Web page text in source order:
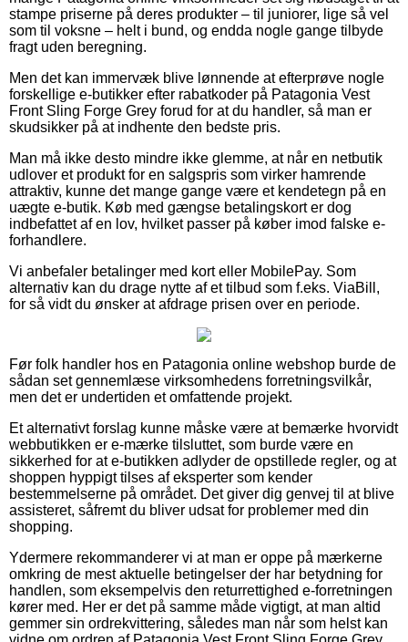
stampe priserne på deres produkter – til juniorer, lige så vel
som til voksne – helt i bund, og endda nogle gange tilbyde
fragt uden beregning.
Men det kan immervæk blive lønnende at efterprøve nogle
forskellige e-butikker efter rabatkoder på Patagonia Vest
Front Sling Forge Grey forud for at du handler, så man er
skudsikker på at indhente den bedste pris.
Man må ikke desto mindre ikke glemme, at når en netbutik
udlover et produkt for en salgspris som virker hamrende
attraktiv, kunne det mange gange være et kendetegn på en
uægte e-butik. Køb med gængse betalingskort er dog
indbefattet af en lov, hvilket passer på køber imod falske e-
forhandlere.
Vi anbefaler betalinger med kort eller MobilePay. Som
alternativ kan du drage nytte af et tilbud som f.eks. ViaBill,
for så vidt du ønsker at afdrage prisen over en periode.
Før folk handler hos en Patagonia online webshop burde de
sådan set gennemlæse virksomhedens forretningsvilkår,
men det er undertiden et omfattende projekt.
Et alternativt forslag kunne måske være at bemærke hvorvidt
webbutikken er e-mærke tilsluttet, som burde være en
sikkerhed for at e-butikken adlyder de opstillede regler, og at
shoppen hyppigt tilses af eksperter som kender
bestemmelserne på området. Det giver dig genvej til at blive
assisteret, såfremt du bliver udsat for problemer med din
shopping.
Ydermere rekommanderer vi at man er oppe på mærkerne
omkring de mest aktuelle betingelser der har betydning for
handlen, som eksempelvis den returrettighed e-forretningen
kører med. Her er det på samme måde vigtigt, at man altid
gemmer sin ordrekvittering, således man når som helst kan